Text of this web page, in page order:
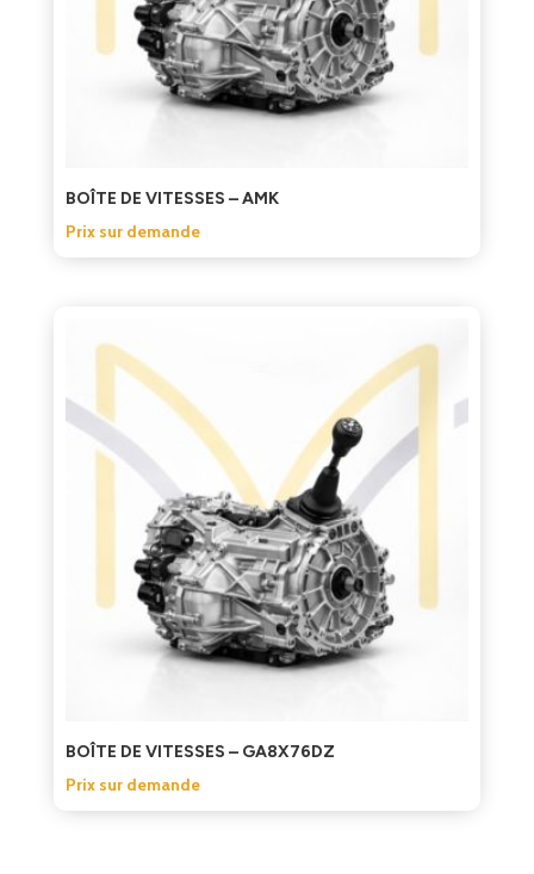
BOÎTE DE VITESSES – AMK
Prix sur demande
BOÎTE DE VITESSES – GA8X76DZ
Prix sur demande